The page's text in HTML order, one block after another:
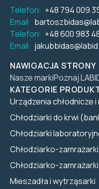
Telefon: +48 794 009
Email:
Telefon: +48 600 983
Email:
NAWIGACJA STRONY
Nasze markiPoznaj
KATEGORIE
Urządzenia chłodnicze
Chłodziarki do krwi
Chłodziarki
Chłodziarko-
Chłodziarko-
Mieszadła i wytrząsarki